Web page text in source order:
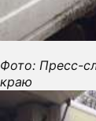
Фото: Пресс-
краю